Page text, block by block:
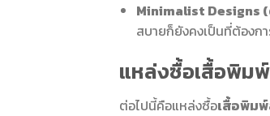
Minimalist Designs (
สบายก็ยังคงเป็นที่ต้องก
แหล่งซื้อเสื้อพิม
ต่อไปนี้คือแหล่งซื้อเสื้อพิม